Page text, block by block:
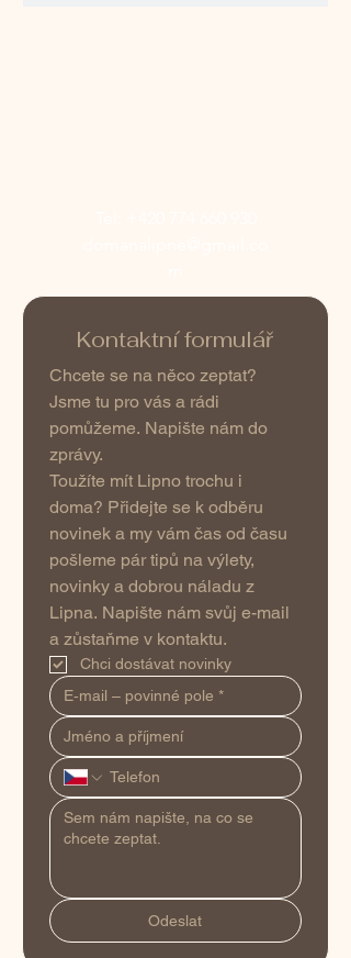
Kontaktní formulář
Chcete se na něco zeptat?
Jsme tu pro vás a rádi
pomůžeme. Napište nám do
zprávy.
Toužíte mít Lipno trochu i
doma? Přidejte se k odběru
novinek a my vám čas od času
pošleme pár tipů na výlety,
novinky a dobrou náladu z
Lipna. Napište nám svůj e-mail
a zůstaňme v kontaktu.
Chci dostávat novinky
Odeslat